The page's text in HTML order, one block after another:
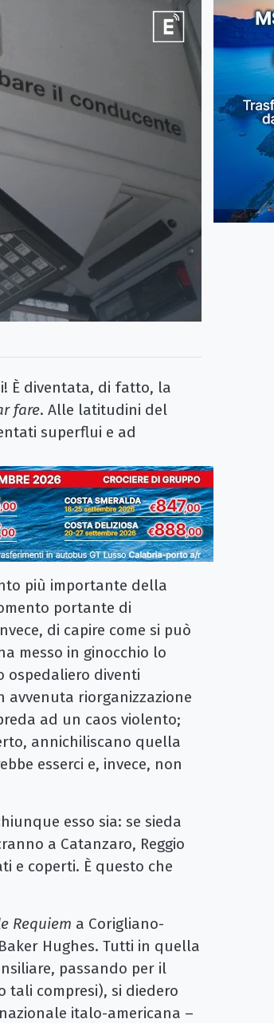
È diventata, di fatto, la
fare. Alle latitudini del
superflui e ad
più importante della
portante di
di capire come si può
messo in ginocchio lo
ospedaliero diventi
riorganizzazione
ad un caos violento;
annichiliscano quella
esserci e, invece, non
esso sia: se sieda
a Catanzaro, Reggio
e coperti. È questo che
Requiem a Corigliano-
Hughes. Tutti in quella
passando per il
compresi), si diedero
italo-americana –